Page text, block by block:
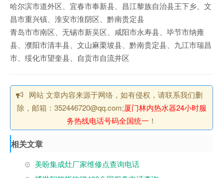
哈尔滨市道外区、宜春市奉新县、昌江黎族自治县王下乡、文
昌市重兴镇、淮安市淮阴区、黔南贵定县
青岛市市南区、无锡市新吴区、咸阳市永寿县、毕节市纳雍
县、濮阳市清丰县、文山麻栗坡县、黔南贵定县、九江市瑞昌
市、绥化市望奎县、自贡市自流井区
网站 文章内容来源于网络，如有侵权，请联系我们删
除，邮箱：352446720@qq.com;厦门林内热水器24小时服
务热线电话号码全国统一 ！
相关文章
美盼集成灶厂家维修点查询电话